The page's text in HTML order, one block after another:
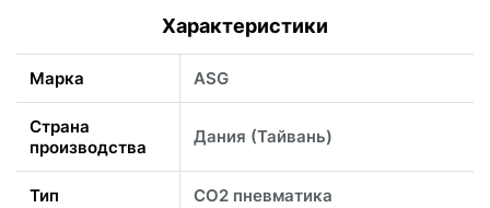
Характеристики
Марка ASG
Страна
производства
Дания (Тайвань)
Тип CO2 пневматика